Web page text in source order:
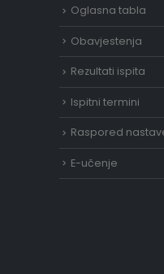
Oglasna tabla
Obavjestenja
Rezultati ispita
Ispitni termini
Raspored
E-učenje